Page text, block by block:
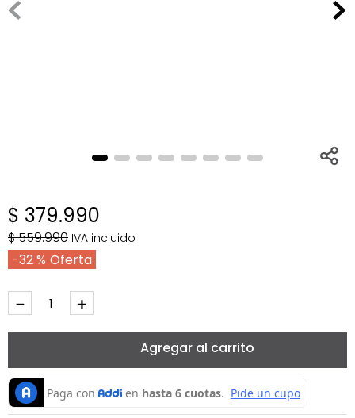
$ 379.990
$559.990 IVA incluido
32 %
＋
－
Agregar al carrito